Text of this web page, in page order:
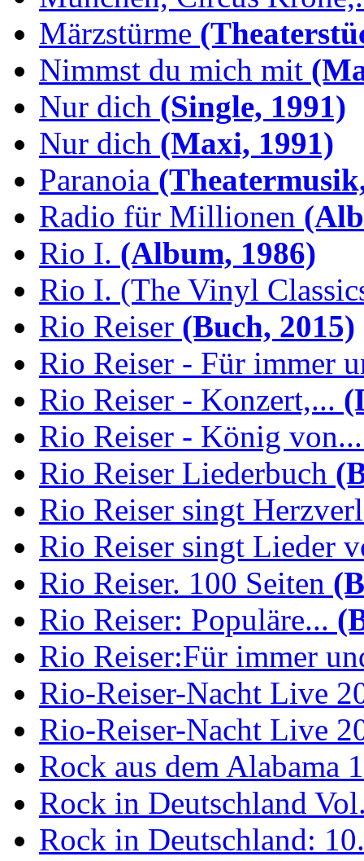
Märzstürme
Nimmst du mich mit
Nur dich (Single, 1991)
Nur dich (Maxi, 1991)
Paranoia
Radio für Millionen
Rio I. (Album, 1986)
Rio I. (The Vinyl
Rio Reiser (Buch, 2015)
Rio Reiser - Für immer
Rio Reiser - Konzert,...
Rio Reiser - König von...
Rio Reiser Liederbuch
Rio Reiser singt
Rio Reiser singt Lieder
Rio Reiser. 100 Seiten
Rio Reiser: Populäre...
Rio Reiser:Für immer
Rio-Reiser-Nacht Live
Rio-Reiser-Nacht Live
Rock aus dem Alabama
Rock in Deutschland
Rock in Deutschland: